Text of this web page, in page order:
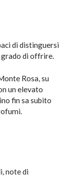
di distinguersi
grado di offrire.
Rosa, su
un elevato
fin sa subito
note di